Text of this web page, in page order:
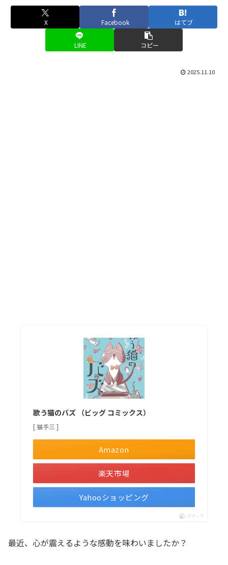
X Facebook はてブ
LINE コピー
2025.11.10
歌う猫のバズ （ビッグ コミックス）
[ 猫手三 ]
Amazon
楽天市場
Yahooショッピング
ポチップ
最近、心が震えるような感動を味わいましたか？